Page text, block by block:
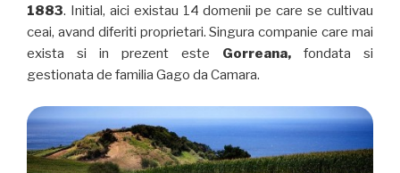
1883. Initial, aici existau 14 domenii pe care se cultivau
ceai, avand diferiti proprietari. Singura companie care mai
exista si in prezent este Gorreana, fondata si
gestionata de familia Gago da Camara.